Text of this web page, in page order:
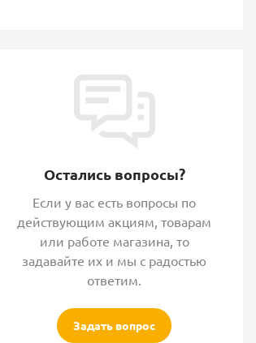
искусственная
Остались вопросы?
Если у вас есть вопросы по
действующим акциям, товарам
или работе магазина, то
задавайте их и мы с радостью
ответим.
Задать вопрос